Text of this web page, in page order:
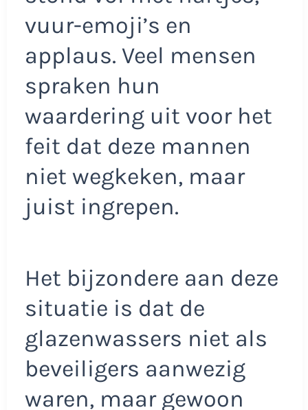
vuur-emoji’s en
applaus. Veel mensen
spraken hun
waardering uit voor het
feit dat deze mannen
niet wegkeken, maar
juist ingrepen.
Het bijzondere aan deze
situatie is dat de
glazenwassers niet als
beveiligers aanwezig
waren, maar gewoon